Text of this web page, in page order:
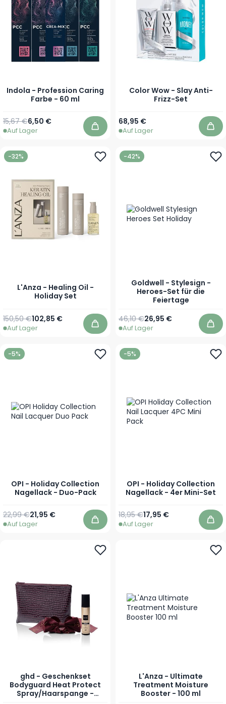
Indola - Profession Caring
Farbe - 60 ml
Ab
6,50 €
Regulärer Preis
15,67 €
Auf Lager In den Warenkorb
Color Wow - Slay Anti-
Frizz-Set
68,95 €
Auf Lager In
-32%
L'Anza - Healing Oil -
Holiday Set
Sonderpreis
102,85 €
Regulärer Preis
150,50 €
Auf Lager In den Warenkorb
-42%
Goldwell - Stylesign -
Heroes-Set für die
Feiertage
Sonderpreis
26,95 €
Regulärer Preis
46,10 €
Auf Lager In
-5%
OPI - Holiday Collection
Nagellack - Duo-Pack
Sonderpreis
21,95 €
Regulärer Preis
22,99 €
Auf Lager In den Warenkorb
-5%
OPI - Holiday Collection
Nagellack - 4er Mini-Set
Sonderpreis
17,95 €
Regulärer Preis
18,95 €
Auf Lager In
ghd - Geschenkset
Bodyguard Heat Protect
Spray/Haarspange -
L'Anza - Ultimate
Treatment Moisture
Booster - 100 ml